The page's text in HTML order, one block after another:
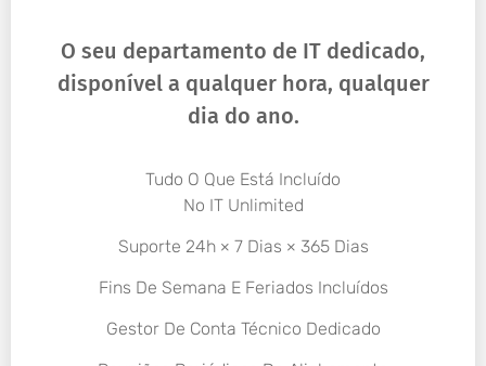
O seu departamento de IT dedicado,
disponível a qualquer hora, qualquer
dia do ano.
Tudo O Que Está Incluído
No IT Unlimited
Suporte 24h × 7 Dias × 365 Dias
Fins De Semana E Feriados Incluídos
Gestor De Conta Técnico Dedicado